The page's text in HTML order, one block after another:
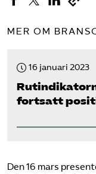
MER OM
16 januari 2023
fortsatt
Den16 mars